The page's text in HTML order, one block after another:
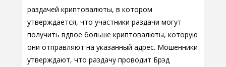
раздачей криптовалюты, в котором
утверждается, что участники раздачи могут
получить вдвое больше криптовалюты, которую
они отправляют на указанный адрес. Мошенники
утверждают, что раздачу проводит Брэд